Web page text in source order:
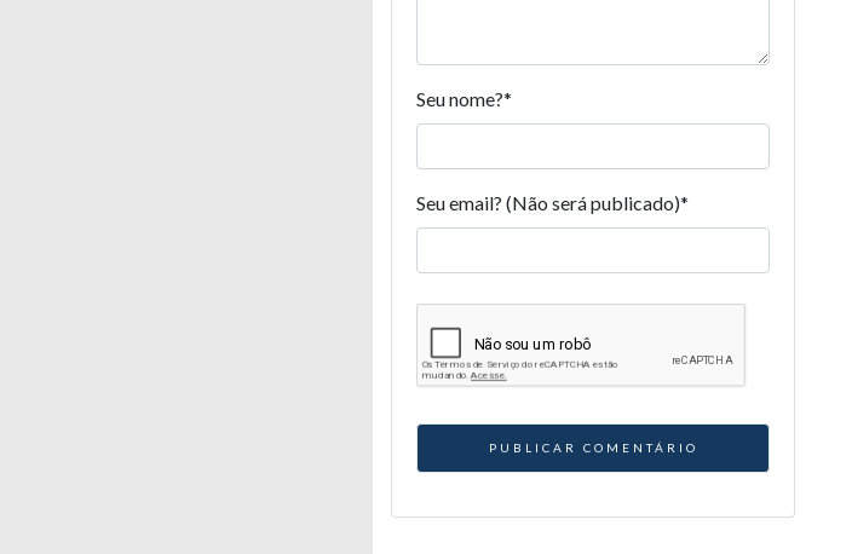
Seu nome?*
Seu email? (Não será publicado)*